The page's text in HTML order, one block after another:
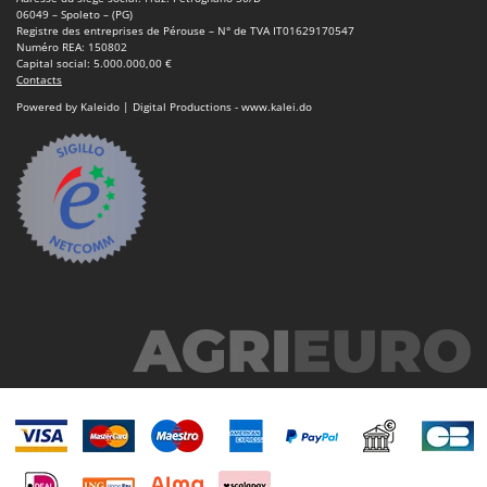
Master
Mastercook
Masterpro
McCulloch
MCH
Michelin
Mille
Minox
MTD
06049 – Spoleto – (PG)
Registre des entreprises de Pérouse – N° de TVA IT01629170547
Numéro REA: 150802
Capital social: 5.000.000,00 €
Contacts
Powered by Kaleido | Digital Productions - www.kalei.do